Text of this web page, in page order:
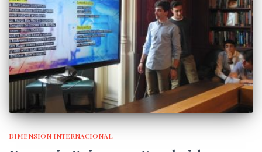
DIMENSIÓN INTERNACIONAL